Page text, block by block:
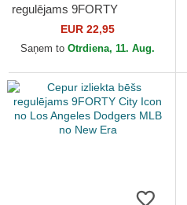
regulējams 9FORTY
Flawless no New York
Yankees MLB no New Era
EUR 22,95
Saņem to Otrdiena, 11. Aug.